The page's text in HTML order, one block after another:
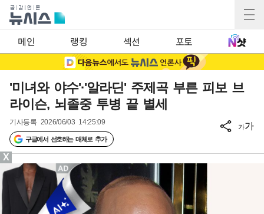
메인 랭킹 섹션 포토
'미녀와 야수'·'알라딘' 주제곡 부른 피보 브
라이슨, 뇌졸중 투병 끝 별세
기사등록 2026/06/03 14:25:09
구글에서 선호하는 매체로 추가
가가
X